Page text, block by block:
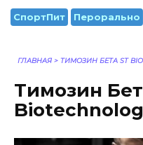
СпортПит Перорально
ГЛАВНАЯ > TИМОЗИН БЕТА ST
Tимозин